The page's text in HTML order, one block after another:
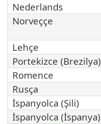
Nederlands
Norveççe
Lehçe
Portekizce (Brezilya)
Romence
Rusça
İspanyolca (Şili)
İspanyolca (İspanya)